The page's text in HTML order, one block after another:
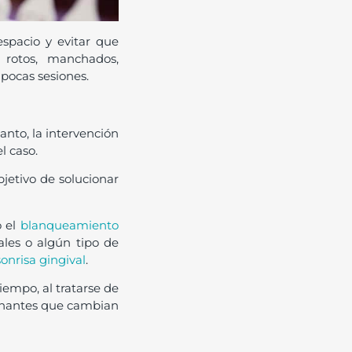
y evitar que
manchados,
sesiones.
la intervención
caso.
de solucionar
el blanqueamiento
o algún tipo de
gingival.
al tratarse de
que cambian